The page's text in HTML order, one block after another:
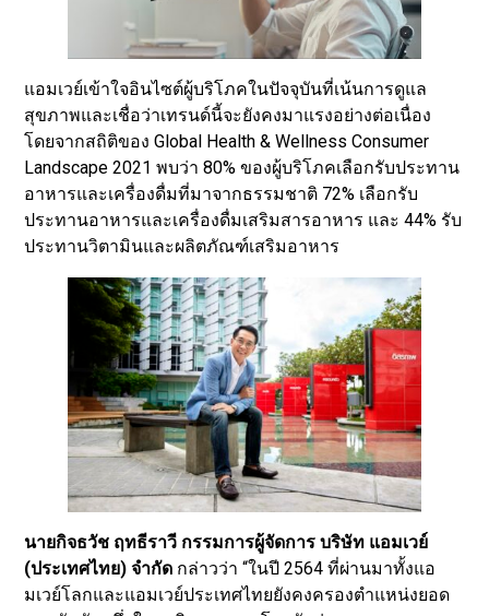
แอมเวย์เข้าใจอินไซต์ผู้บริโภคในปัจจุบันที่เน้นการดูแล
สุขภาพและเชื่อว่าเทรนด์นี้จะยังคงมาแรงอย่างต่อเนื่อง
โดยจากสถิติของ Global Health & Wellness Consumer
Landscape 2021 พบว่า 80% ของผู้บริโภคเลือกรับประทาน
อาหารและเครื่องดื่มที่มาจากธรรมชาติ 72% เลือกรับ
ประทานอาหารและเครื่องดื่มเสริมสารอาหาร และ 44% รับ
ประทานวิตามินและผลิตภัณฑ์เสริมอาหาร
นายกิจธวัช ฤทธีราวี กรรมการผู้จัดการ บริษัท แอมเวย์
(ประเทศไทย) จำกัด กล่าวว่า “ในปี 2564 ที่ผ่านมาทั้งแอ
มเวย์โลกและแอมเวย์ประเทศไทยยังคงครองตำแหน่งยอด